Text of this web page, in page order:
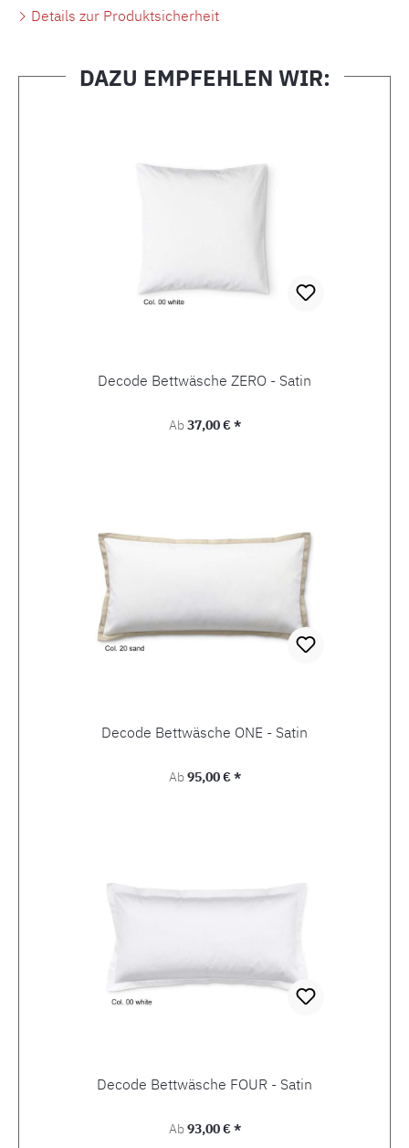
Details zur Produktsicherheit
DAZU EMPFEHLEN WIR:
Decode Bettwäsche ZERO - Satin
Regulärer Preis:
Ab37,00 € *
Decode Bettwäsche ONE - Satin
Regulärer Preis:
Ab95,00 € *
Decode Bettwäsche FOUR - Satin
Regulärer Preis:
Ab93,00 € *